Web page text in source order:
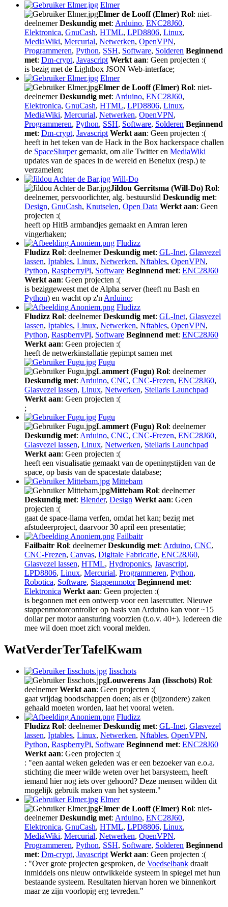
Elmer
Elmer de Looff (Elmer) Rol: niet-
deelnemerDeskundig met: Arduino, ENC28J60,
Elektronica, GnuCash, HTML, LPD8806, Linux,
MediaWiki, Mercurial, Netwerken, OpenVPN,
Programmeren, Python, SSH, Software, Solderen Beginnend
met: Dm-crypt, Javascript Werkt aan: Geen projecten :(
is bezig met de Lightbox JSON Web-interface;
Elmer
Elmer de Looff (Elmer) Rol: niet-
deelnemerDeskundig met: Arduino, ENC28J60,
Elektronica, GnuCash, HTML, LPD8806, Linux,
MediaWiki, Mercurial, Netwerken, OpenVPN,
Programmeren, Python, SSH, Software, Solderen Beginnend
met: Dm-crypt, Javascript Werkt aan: Geen projecten :(
heeft in het teken van de Hack in the Box hackerspace challen
de SpaceSlurpergemaakt, om alle Twitter en MediaWiki
updates van de spaces in de wereld en Benelux (resp.) te
verzamelen;
Will-Do
Jildou Gerritsma (Will-Do) Rol:
deelnemer, persvoorlichter, alg. bestuurslid Deskundig met:
Design, GnuCash, Knutselen, Open Data Werkt aan: Geen
projecten :(
heeft op HitB armbandjes gemaakt en Amran leren
vingerhaken;
Fludizz
Fludizz Rol: deelnemerDeskundig met: GL-Inet, Glasvezel
lassen, Iptables, Linux, Netwerken, Nftables, OpenVPN,
Python, RaspberryPi, Software Beginnend met: ENC28J60
Werkt aan: Geen projecten :(
is beziggeweest met de Alpha server (heeft nu Bash en
Python) en wacht op z'n Arduino;
Fludizz
Fludizz Rol: deelnemerDeskundig met: GL-Inet, Glasvezel
lassen, Iptables, Linux, Netwerken, Nftables, OpenVPN,
Python, RaspberryPi, Software Beginnend met: ENC28J60
Werkt aan: Geen projecten :(
heeft de netwerkinstallatie gepimpt samen met
Fugu
Lammert (Fugu) Rol: deelnemer
Deskundig met: Arduino, CNC, CNC-Frezen, ENC28J60,
Glasvezel lassen, Linux, Netwerken, Stellaris Launchpad
Werkt aan: Geen projecten :(
;
Fugu
Lammert (Fugu) Rol: deelnemer
Deskundig met: Arduino, CNC, CNC-Frezen, ENC28J60,
Glasvezel lassen, Linux, Netwerken, Stellaris Launchpad
Werkt aan: Geen projecten :(
heeft een visualisatie gemaakt van de openingstijden van de
space, op basis van de spacestate database;
Mittebam
Mittebam Rol: deelnemer
Deskundig met: Blender, Design Werkt aan: Geen
projecten :(
gaat de space-llama verfen, omdat het kan; bezig met
afstudeerproject, daarvoor 30 april een presentatie;
Failbaitr
Failbaitr Rol: deelnemerDeskundig met: Arduino, CNC,
CNC-Frezen, Canvas, Digitale Fabricatie, ENC28J60,
Glasvezel lassen, HTML, Hydroponics, Javascript,
LPD8806, Linux, Mercurial, Programmeren, Python,
Robotica, Software, Stappenmotor Beginnend met:
Elektronica Werkt aan: Geen projecten :(
is begonnen met een ontwerp voor een lasercutter. Nieuwe
stappenmotorcontroller op basis van Arduino kan voor ~15
dollar per motor aansturing voorzien (t.o.v. 40+). Iedereen die
mee wil doen moet zich vooral melden.
WatVerderTerTafelKwam
Iisschots
Louwerens Jan (Iisschots) Rol:
deelnemerWerkt aan: Geen projecten :(
gaat vrijdag boodschappen doen; als er (bijzondere) zaken
gehaald moeten worden, laat het vooral weten.
Fludizz
Fludizz Rol: deelnemerDeskundig met: GL-Inet, Glasvezel
lassen, Iptables, Linux, Netwerken, Nftables, OpenVPN,
Python, RaspberryPi, Software Beginnend met: ENC28J60
Werkt aan: Geen projecten :(
: "een aantal weken geleden was er een bezoeker van e.o.a.
stichting die meer wilde weten over het barsysteem, heeft
iemand hier nog iets over gehoord? Deze mensen wilden dit
mogelijk gebruik maken van het systeem."
Elmer
Elmer de Looff (Elmer) Rol: niet-
deelnemerDeskundig met: Arduino, ENC28J60,
Elektronica, GnuCash, HTML, LPD8806, Linux,
MediaWiki, Mercurial, Netwerken, OpenVPN,
Programmeren, Python, SSH, Software, Solderen Beginnend
met: Dm-crypt, Javascript Werkt aan: Geen projecten :(
: "Over grote projecten gesproken, de Voedselbank draait
inmiddels ons nieuw ontwikkelde systeem in spiegel met hun
bestaande systeem. Resultaten hiervan horen we binnenkort
maar ze zijn voorlopig erg tevreden."